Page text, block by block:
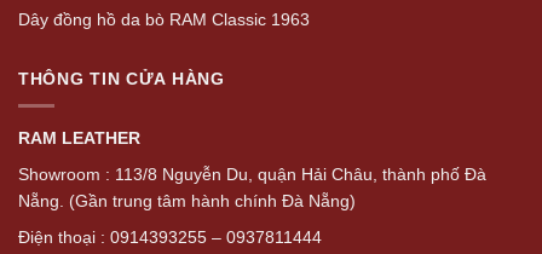
Dây đồng hồ da bò RAM Classic 1963
THÔNG TIN CỬA HÀNG
RAM LEATHER
Showroom : 113/8 Nguyễn Du, quận Hải Châu, thành phố Đà
Nẵng. (Gần trung tâm hành chính Đà Nẵng)
Điện thoại : 0914393255 – 0937811444